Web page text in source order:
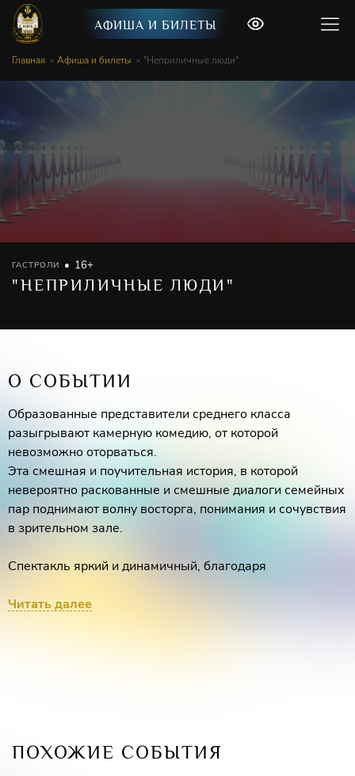
АФИША И БИЛЕТЫ
Главная Афиша и билеты "Неприличные люди"
ГАСТРОЛИ 16+
"НЕПРИЛИЧНЫЕ ЛЮДИ"
О СОБЫТИИ
Образованные представители среднего класса
разыгрывают камерную комедию, от которой
невозможно оторваться.
Эта смешная и поучительная история, в которой
невероятно раскованные и смешные диалоги семейных
пар поднимают волну восторга, понимания и сочувствия
в зрительном зале.
Спектакль яркий и динамичный, благодаря
Ксенофонтовой, Дмитрию Ульянову, Алексею
Читать далее
ПОХОЖИЕ СОБЫТИЯ